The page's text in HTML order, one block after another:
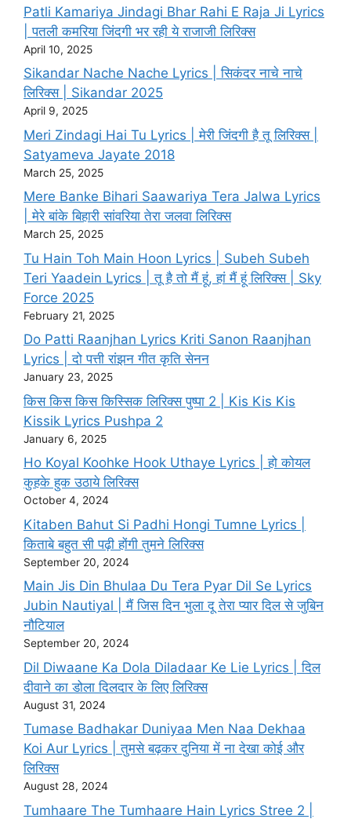
Patli Kamariya Jindagi Bhar Rahi E Raja Ji Lyrics
| पतली कमरिया जिंदगी भर रही ये राजाजी लिरिक्स
April 10, 2025
Sikandar Nache Nache Lyrics | सिकंदर नाचे नाचे
लिरिक्स | Sikandar 2025
April 9, 2025
Meri Zindagi Hai Tu Lyrics | मेरी जिंदगी है तू लिरिक्स |
Satyameva Jayate 2018
March 25, 2025
Mere Banke Bihari Saawariya Tera Jalwa Lyrics
| मेरे बांके बिहारी सांवरिया तेरा जलवा लिरिक्स
March 25, 2025
Tu Hain Toh Main Hoon Lyrics | Subeh Subeh
Teri Yaadein Lyrics | तू है तो मैं हूं, हां मैं हूं लिरिक्स | Sky
Force 2025
February 21, 2025
Do Patti Raanjhan Lyrics Kriti Sanon Raanjhan
Lyrics | दो पत्ती रांझन गीत कृति सेनन
January 23, 2025
किस किस किस किस्सिक लिरिक्स पुष्पा 2 | Kis Kis Kis
Kissik Lyrics Pushpa 2
January 6, 2025
Ho Koyal Koohke Hook Uthaye Lyrics | हो कोयल
कुहके हुक उठाये लिरिक्स
October 4, 2024
Kitaben Bahut Si Padhi Hongi Tumne Lyrics |
किताबे बहुत सी पढ़ी होंगी तुमने लिरिक्स
September 20, 2024
Main Jis Din Bhulaa Du Tera Pyar Dil Se Lyrics
Jubin Nautiyal | मैं जिस दिन भुला दू तेरा प्यार दिल से जुबिन
नौटियाल
September 20, 2024
Dil Diwaane Ka Dola Diladaar Ke Lie Lyrics | दिल
दीवाने का डोला दिलदार के लिए लिरिक्स
August 31, 2024
Tumase Badhakar Duniyaa Men Naa Dekhaa
Koi Aur Lyrics | तुमसे बढ़कर दुनिया में ना देखा कोई और
लिरिक्स
August 28, 2024
Tumhaare The Tumhaare Hain Lyrics Stree 2 |